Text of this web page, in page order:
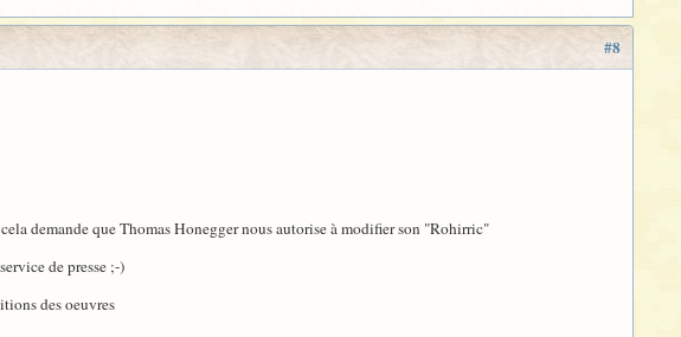
#8
demande que Thomas Honegger nous autorise à modifier son "Rohirric"
de presse ;-)
des oeuvres